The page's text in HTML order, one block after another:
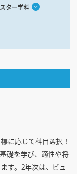
ター学科
に応じて科目選択！
礎を学び、適性や将
す。2年次は、ビュ